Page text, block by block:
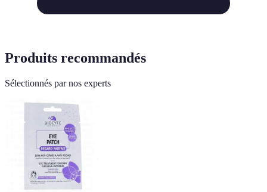
Produits recommandés
Sélectionnés par nos experts